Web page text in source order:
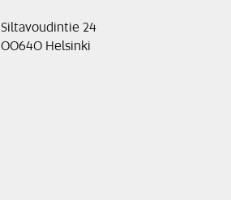
Siltavoudintie 24
00640 Helsinki